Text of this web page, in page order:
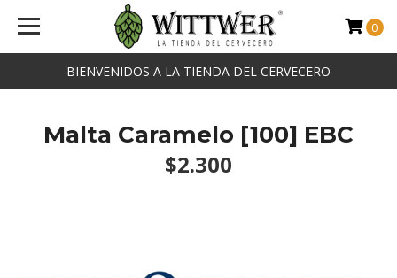
BIENVENIDOS A LA TIENDA DEL CERVECERO
0
Malta Caramelo [100] EBC
$2.300